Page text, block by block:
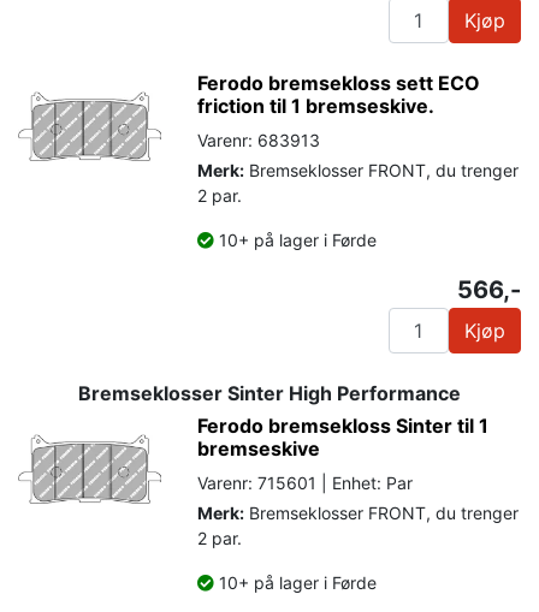
Kjøp
Ferodo bremsekloss sett ECO
friction til 1 bremseskive.
Varenr: 683913
Merk: Bremseklosser FRONT, du trenger
2 par.
10+ på lager i Førde
566,-
Kjøp
Bremseklosser Sinter High Performance
Ferodo bremsekloss Sinter til 1
bremseskive
Varenr: 715601 | Enhet: Par
Merk: Bremseklosser FRONT, du trenger
2 par.
10+ på lager i Førde